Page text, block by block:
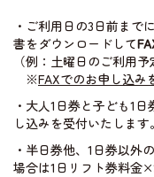
・ご利用日の3日前まで
書をダウンロードして
（例：土曜日のご利用
※FAXでのお申し込み
・大人1日券と子ども1
し込みを受付いたします。
・半日券他、1日券以外
場合は1日リフト券料金